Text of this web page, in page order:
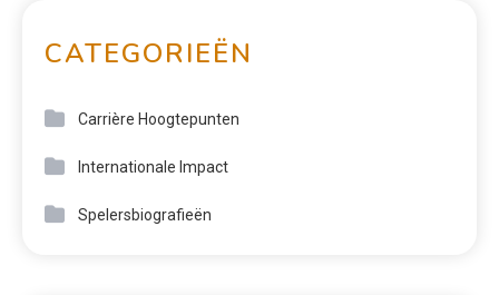
CATEGORIEËN
Carrière Hoogtepunten
Internationale Impact
Spelersbiografieën